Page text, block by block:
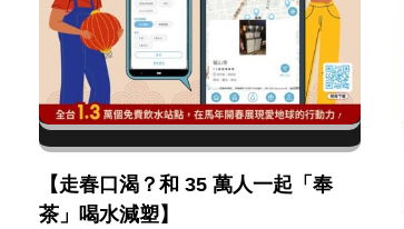
【走春口渴？和 35 萬人一起「奉
茶」喝水減塑】